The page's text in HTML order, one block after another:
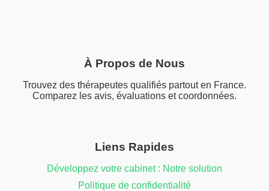
À Propos de Nous
Trouvez des thérapeutes qualifiés partout en France.
Comparez les avis, évaluations et coordonnées.
Liens Rapides
Développez votre cabinet : Notre solution
Politique de confidentialité